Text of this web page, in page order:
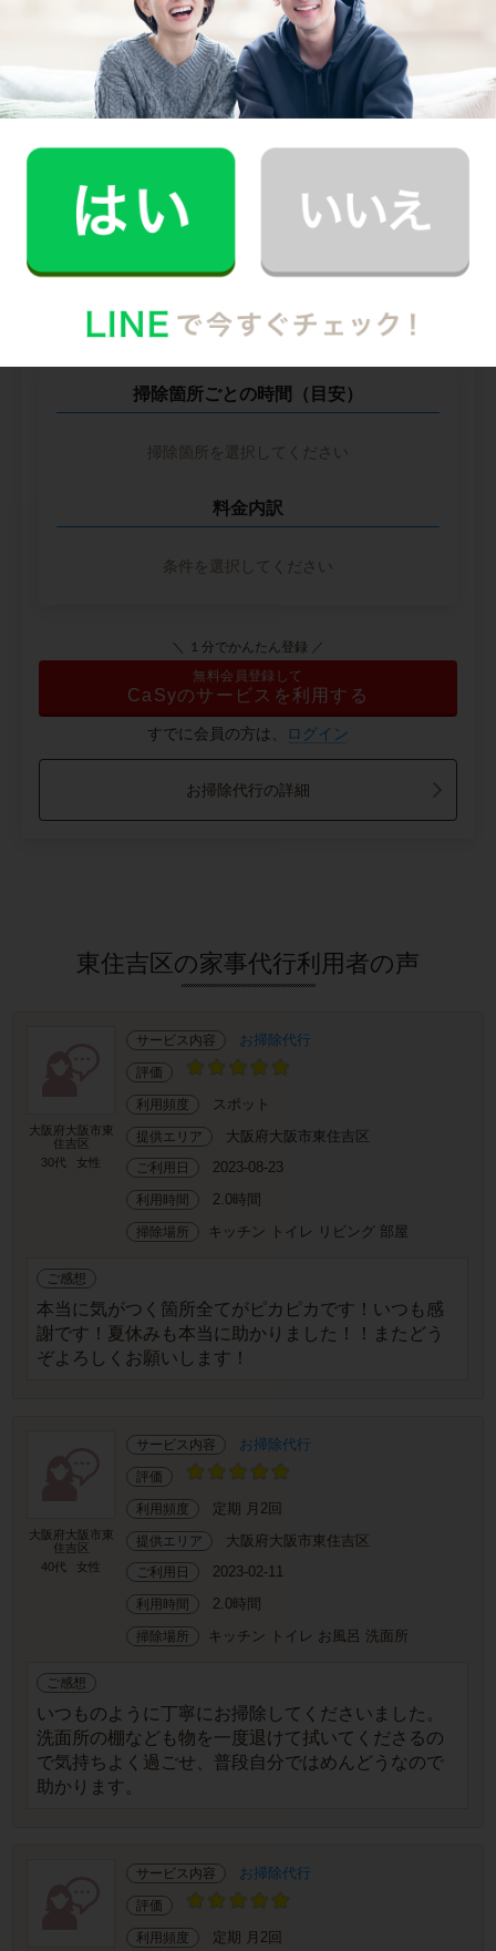
業界大手B社
中堅CH社
--
※ 2026年2月時点の各社料金から算出
掃除箇所ごとの時間（目安）
掃除箇所を選択してください
料金内訳
条件を選択してください
＼ １分でかんたん登録 ／
無料会員登録して
CaSyのサービスを利用する
すでに会員の方は、 ログイン
お掃除代行の詳細
東住吉区の家事代行利用者の声
大阪府大阪市東
住吉区
30代
女性
サービス内容 お掃除代行
評価
利用頻度 スポット
提供エリア 大阪府大阪市東住吉区
ご利用日 2023-08-23
利用時間 2.0時間
掃除場所 キッチン トイレ リビング 部屋
ご感想
本当に気がつく箇所全てがピカピカです！いつも感
謝です！夏休みも本当に助かりました！！またどう
ぞよろしくお願いします！
大阪府大阪市東
住吉区
40代
女性
サービス内容 お掃除代行
評価
利用頻度 定期 月2回
提供エリア 大阪府大阪市東住吉区
ご利用日 2023-02-11
利用時間 2.0時間
掃除場所 キッチン トイレ お風呂 洗面所
ご感想
いつものように丁寧にお掃除してくださいました。
洗面所の棚なども物を一度退けて拭いてくださるの
で気持ちよく過ごせ、普段自分ではめんどうなので
助かります。
サービス内容 お掃除代行
評価
利用頻度 定期 月2回